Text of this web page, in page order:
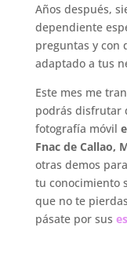
Años después,
dependiente
preguntas y con
adaptado a tus
Este mes me
podrás disfrutar
fotografía móvil
Fnac de Callao,
otras demos
tu conocimiento
que no te
pásate por sus